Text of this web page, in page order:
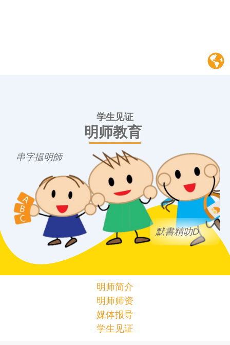
学生见证
明师教育
串字揾明師
默書精叻D
明师简介
明师师资
媒体报导
学生见证